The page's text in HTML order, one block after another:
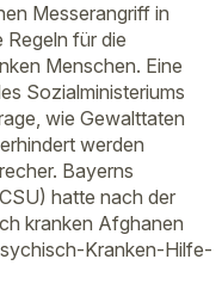
Messerangriff in
für die
Menschen. Eine
Sozialministeriums
wie Gewalttaten
werden
Bayerns
hatte nach der
kranken Afghanen
Kranken-Hilfe-